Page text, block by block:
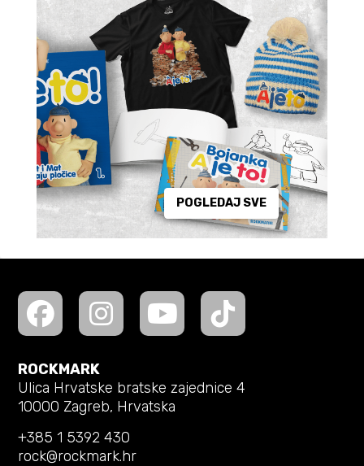
POGLEDAJ SVE
ROCKMARK
Ulica Hrvatske bratske zajednice 4
10000 Zagreb, Hrvatska
+385 1 5392 430
rock@rockmark.hr